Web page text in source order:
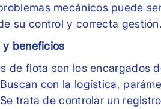
mecánicos puede
su control y correcta gestión.
beneficios
de flota son los encargados
con la logística,
trata de controlar un